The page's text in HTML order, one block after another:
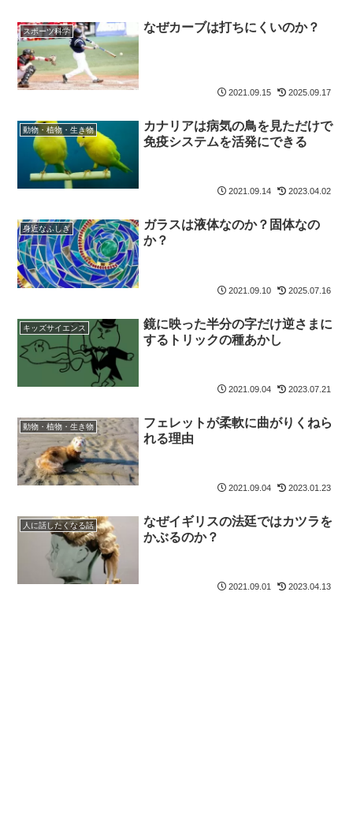
スポーツ科学 なぜカーブは打ちにくいのか？
2021.09.15 2025.09.17
動物・植物・生き物
カナリアは病気の鳥を見ただけで
免疫システムを活発にできる
2021.09.14 2023.04.02
身近なふしぎ
ガラスは液体なのか？固体なの
か？
2021.09.10 2025.07.16
キッズサイエンス
鏡に映った半分の字だけ逆さまに
するトリックの種あかし
2021.09.04 2023.07.21
動物・植物・生き物
フェレットが柔軟に曲がりくねら
れる理由
2021.09.04 2023.01.23
人に話したくなる話
なぜイギリスの法廷ではカツラを
かぶるのか？
2021.09.01 2023.04.13